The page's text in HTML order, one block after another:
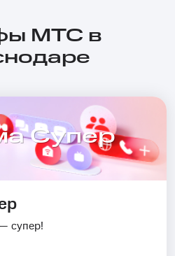
МТС в
Супер
супер!